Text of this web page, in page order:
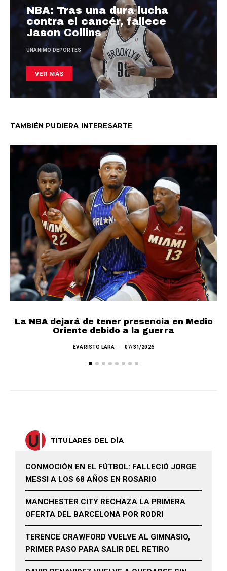
NBA: Tras una dura lucha
contra el cancér, fallece
Jason Collins
UNANIMO DEPORTES
VER MÁS
TAMBIÉN PUDIERA INTERESARTE
La NBA dejará de tener presencia en Medio
Oriente debido a la guerra
EVARISTO LARA 07/31/2026
TITULARES DEL DÍA
CONMOCIÓN EN EL FÚTBOL: FALLECIÓ JORGE
MESSI A LOS 68 AÑOS EN ROSARIO
MANCHESTER CITY RECHAZA LA PRIMERA
OFERTA DEL BARCELONA POR RODRI
TERENCE CRAWFORD VUELVE AL GIMNASIO,
PRIMER PASO PARA SALIR DEL RETIRO